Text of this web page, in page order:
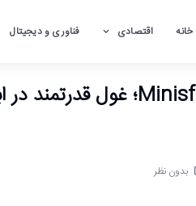
خانه اقتصادی فناوری و دیجیتال
بدون نظر